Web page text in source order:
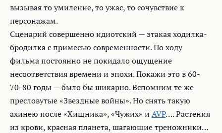
вызывая то умиление, то ужас, то сочувствие к
персонажам.
Сценарий совершенно идиотский — этакая ходилка-
бродилка с примесью современности. По ходу
фильма постоянно не покидало ощущение
несоответствия времени и эпохи. Покажи это в 60-
70-80 годы — было бы шикарно. Вспомним те же
пресловутые «Звездные войны». Но снять такую
ахинею после «Хищника», «Чужих» и AVP…. Растения
из крови, красная планета, шагающие треножники…